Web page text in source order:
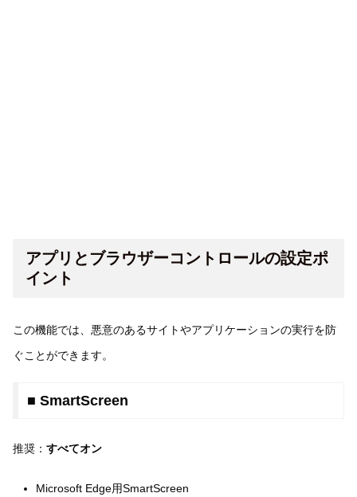
アプリとブラウザーコントロールの設定ポ
イント
この機能では、悪意のあるサイトやアプリケーションの実行を防
ぐことができます。
■ SmartScreen
推奨： すべてオン
Microsoft Edge用SmartScreen